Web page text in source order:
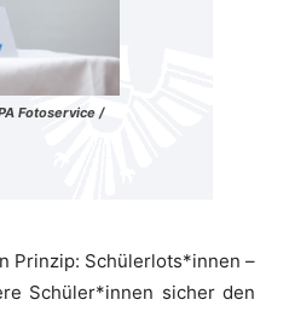
Fotoservice /
Prinzip: Schülerlots*innen –
Schüler*innen sicher den